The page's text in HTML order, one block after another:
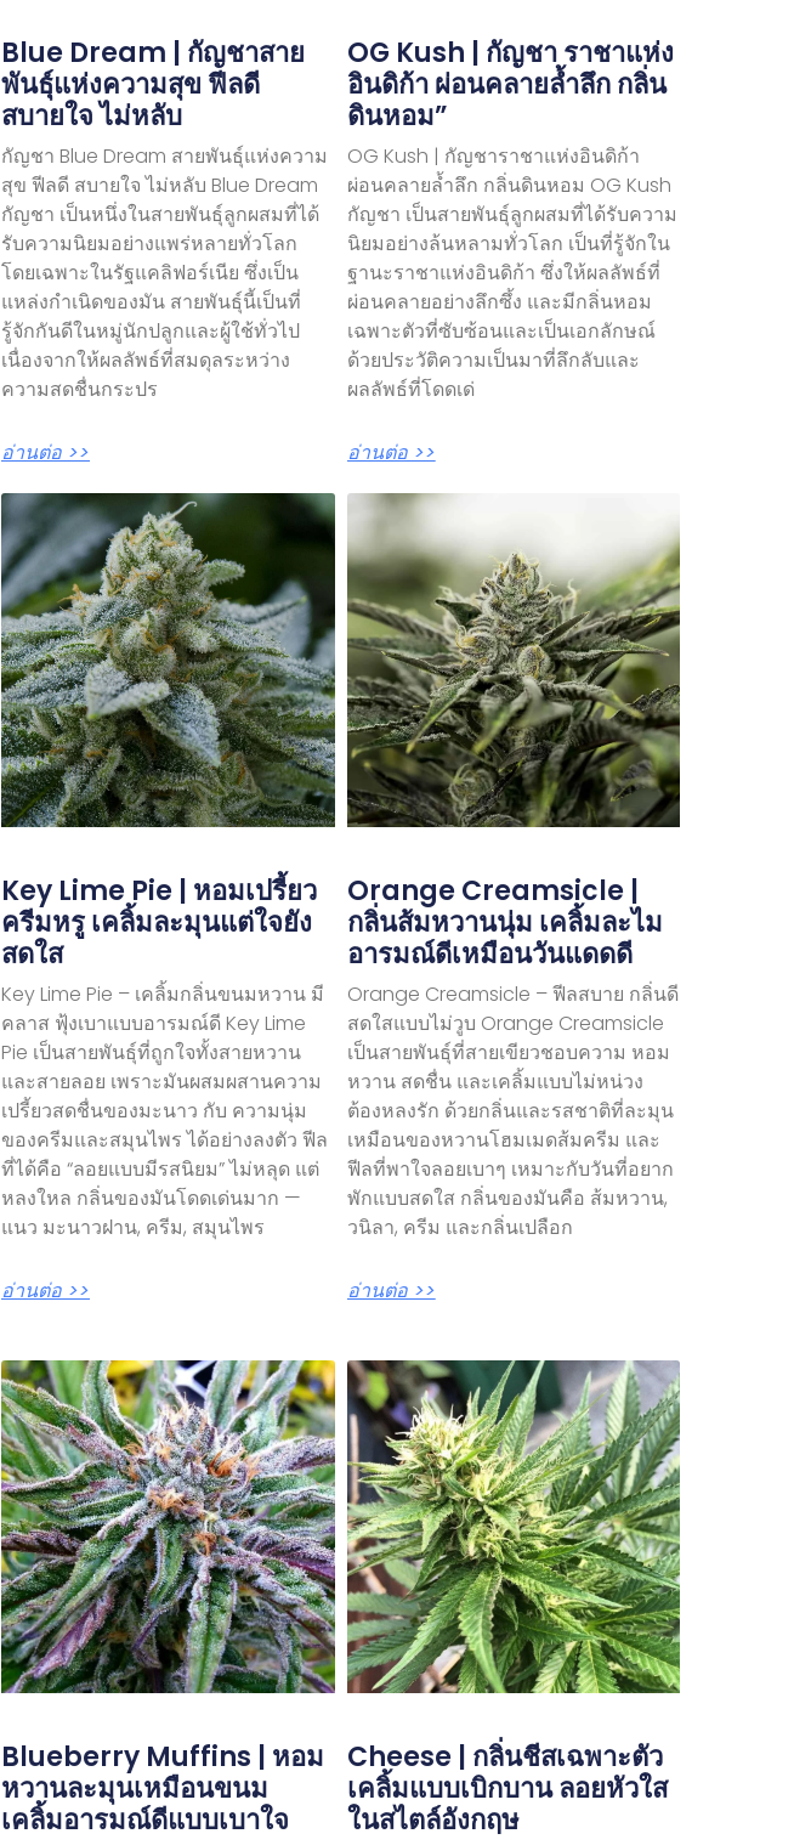
Blue Dream | กัญชาสาย
พันธุ์แห่งความสุข ฟีลดี
สบายใจ ไม่หลับ
กัญชา Blue Dream สายพันธุ์แห่งความ
สุข ฟีลดี สบายใจ ไม่หลับ Blue Dream
กัญชา เป็นหนึ่งในสายพันธุ์ลูกผสมที่ได้
รับความนิยมอย่างแพร่หลายทั่วโลก
โดยเฉพาะในรัฐแคลิฟอร์เนีย ซึ่งเป็น
แหล่งกำเนิดของมัน สายพันธุ์นี้เป็นที่
รู้จักกันดีในหมู่นักปลูกและผู้ใช้ทั่วไป
เนื่องจากให้ผลลัพธ์ที่สมดุลระหว่าง
ความสดชื่นกระปร
อ่านต่อ >>
OG Kush | กัญชา ราชาแห่ง
อินดิก้า ผ่อนคลายล้ำลึก กลิ่น
ดินหอม”
OG Kush | กัญชาราชาแห่งอินดิก้า
ผ่อนคลายล้ำลึก กลิ่นดินหอม OG Kush
กัญชา เป็นสายพันธุ์ลูกผสมที่ได้รับความ
นิยมอย่างล้นหลามทั่วโลก เป็นที่รู้จักใน
ฐานะราชาแห่งอินดิก้า ซึ่งให้ผลลัพธ์ที่
ผ่อนคลายอย่างลึกซึ้ง และมีกลิ่นหอม
เฉพาะตัวที่ซับซ้อนและเป็นเอกลักษณ์
ด้วยประวัติความเป็นมาที่ลึกลับและ
ผลลัพธ์ที่โดดเด่
อ่านต่อ >>
Key Lime Pie | หอมเปรี้ยว
ครีมหรู เคลิ้มละมุนแต่ใจยัง
สดใส
Key Lime Pie – เคลิ้มกลิ่นขนมหวาน มี
คลาส ฟุ้งเบาแบบอารมณ์ดี Key Lime
Pie เป็นสายพันธุ์ที่ถูกใจทั้งสายหวาน
และสายลอย เพราะมันผสมผสานความ
เปรี้ยวสดชื่นของมะนาว กับ ความนุ่ม
ของครีมและสมุนไพร ได้อย่างลงตัว ฟีล
ที่ได้คือ “ลอยแบบมีรสนิยม” ไม่หลุด แต่
หลงใหล กลิ่นของมันโดดเด่นมาก —
แนว มะนาวฝาน, ครีม, สมุนไพร
อ่านต่อ >>
Orange Creamsicle |
กลิ่นส้มหวานนุ่ม เคลิ้มละไม
อารมณ์ดีเหมือนวันแดดดี
Orange Creamsicle – ฟีลสบาย กลิ่นดี
สดใสแบบไม่วูบ Orange Creamsicle
เป็นสายพันธุ์ที่สายเขียวชอบความ หอม
หวาน สดชื่น และเคลิ้มแบบไม่หน่วง
ต้องหลงรัก ด้วยกลิ่นและรสชาติที่ละมุน
เหมือนของหวานโฮมเมดส้มครีม และ
ฟีลที่พาใจลอยเบาๆ เหมาะกับวันที่อยาก
พักแบบสดใส กลิ่นของมันคือ ส้มหวาน,
วนิลา, ครีม และกลิ่นเปลือก
อ่านต่อ >>
Blueberry Muffins | หอม
หวานละมุนเหมือนขนม
เคลิ้มอารมณ์ดีแบบเบาใจ
Cheese | กลิ่นชีสเฉพาะตัว
เคลิ้มแบบเบิกบาน ลอยหัวใส
ในสไตล์อังกฤษ